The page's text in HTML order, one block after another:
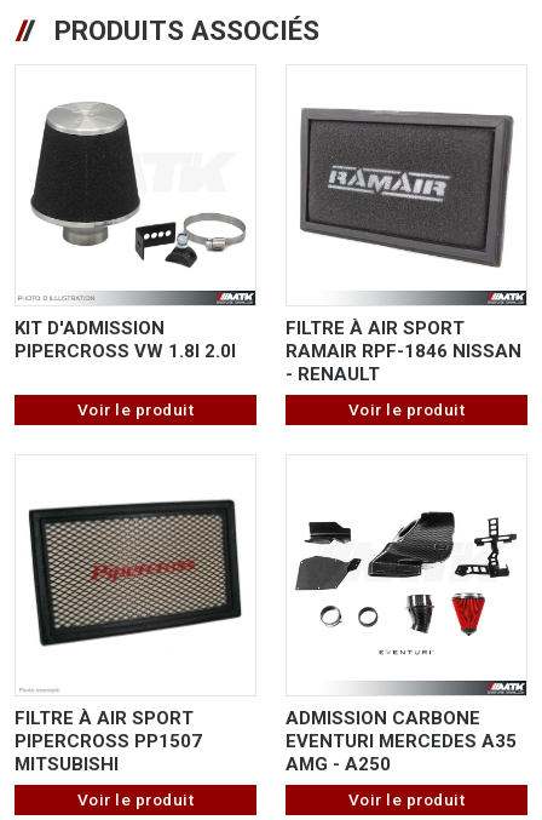
PRODUITS ASSOCIÉS
KIT D'ADMISSION
PIPERCROSS VW 1.8I 2.0I
Voir le produit
FILTRE À AIR SPORT
RAMAIR RPF-1846 NISSAN
- RENAULT
Voir le produit
FILTRE À AIR SPORT
PIPERCROSS PP1507
MITSUBISHI
Voir le produit
ADMISSION CARBONE
EVENTURI MERCEDES A35
AMG - A250
Voir le produit